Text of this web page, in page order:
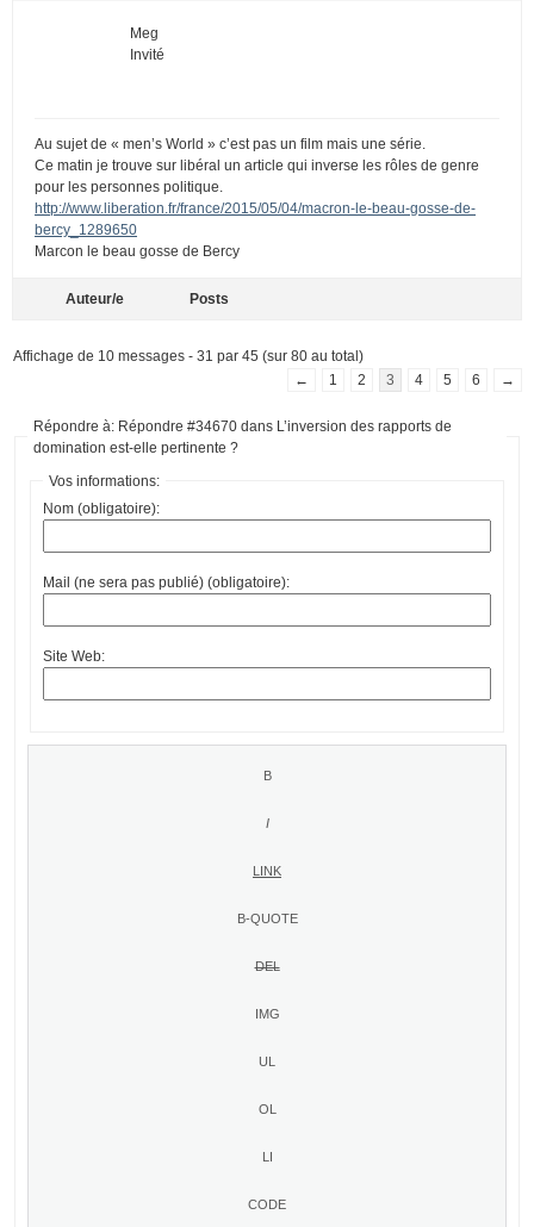
Meg
Invité
Au sujet de « men’s World » c’est pas un film mais une série.
Ce matin je trouve sur libéral un article qui inverse les rôles de genre
pour les personnes politique.
http://www.liberation.fr/france/2015/05/04/macron-le-beau-gosse-de-
bercy_1289650
Marcon le beau gosse de Bercy
Auteur/e Posts
Affichage de 10 messages - 31 par 45 (sur 80 au total)
←
1 2 3 4 5 6 →
Répondre à: Répondre #34670 dans L’inversion des rapports de
domination est-elle pertinente ?
Vos informations:
Nom (obligatoire):
Mail (ne sera pas publié) (obligatoire):
Site Web: